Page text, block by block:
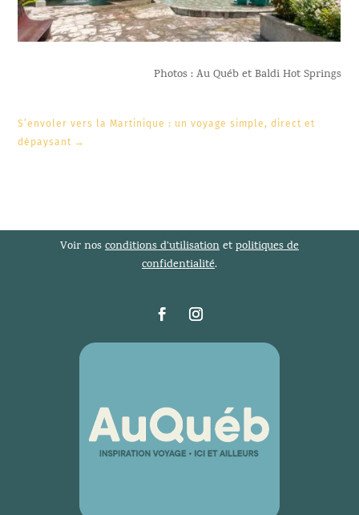
Photos : Au Québ et Baldi Hot Springs
S’envoler vers la Martinique : un voyage simple, direct et
dépaysant →
Voir nosconditions d’utilisationetpolitiques de
confidentialité.